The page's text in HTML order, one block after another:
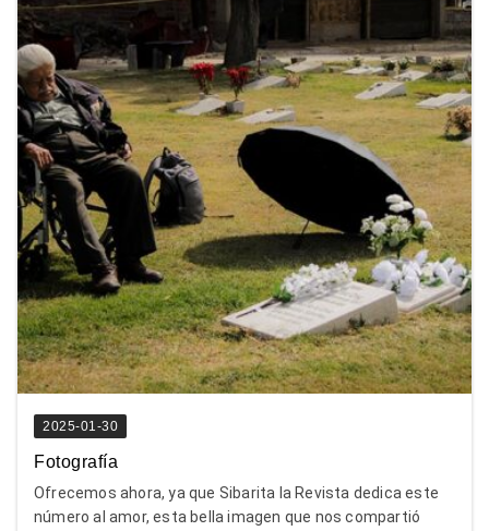
2025-01-30
Fotografía
Ofrecemos ahora, ya que Sibarita la Revista dedica este
número al amor, esta bella imagen que nos compartió